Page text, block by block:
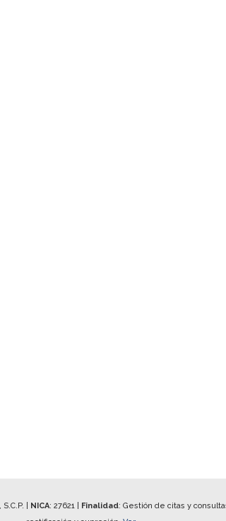
| NICA: 27621| Finalidad: Gestión de citas y